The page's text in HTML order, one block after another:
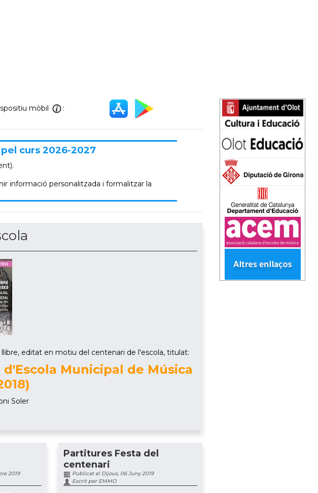
mòbil :
curs 2026-2027
informació personalitzada i formalitzar la
editat en motiu del centenari de l'escola, titulat:
Municipal de Música
Soler
2019
Partitures Festa del
centenari
Publicat el Dijous, 06 Juny 2019
Escrit per EMMO